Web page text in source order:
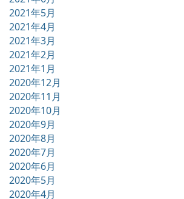
2021年5月
2021年4月
2021年3月
2021年2月
2021年1月
2020年12月
2020年11月
2020年10月
2020年9月
2020年8月
2020年7月
2020年6月
2020年5月
2020年4月